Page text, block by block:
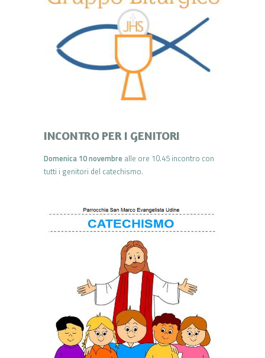
INCONTRO PER I GENITORI
Domenica 10 novembre alle ore 10.45 incontro con
tutti i genitori del catechismo.